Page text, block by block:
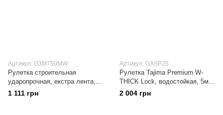
Артикул: G3M750MW
Рулетка строительная
ударопрочная, екстра лента,
TAJIMA G3 LOCK 27, 5м×27мм
1 111 грн
Артикул: GASP25
Рулетка Tajima Premium W-
THICK Lock, водостойкая, 5м ×
25мм
2 004 грн